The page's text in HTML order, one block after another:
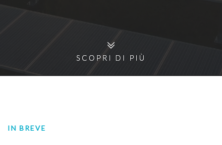
SCOPRI DI PIÙ
SCOPRI DI PIÙ
IN BREVE